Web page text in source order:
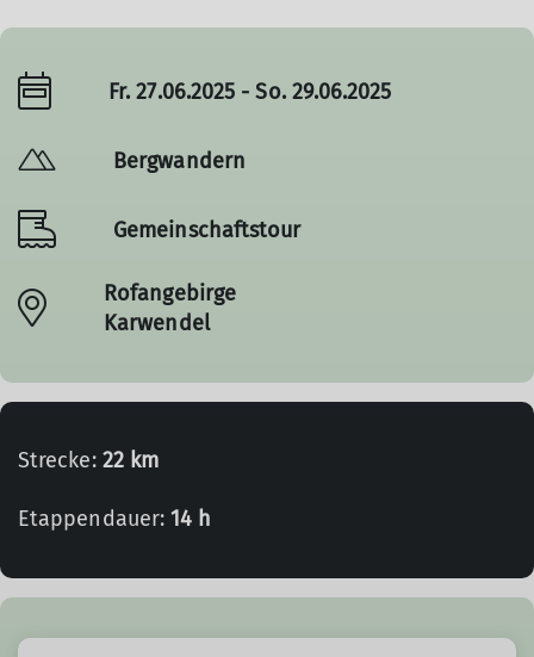
Fr. 27.06.2025 - So. 29.06.2025
Bergwandern
Gemeinschaftstour
Rofangebirge
Karwendel
Strecke: 22 km
Etappendauer:14 h